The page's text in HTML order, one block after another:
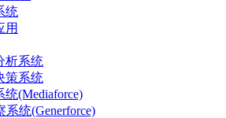
统
用
析系统
策系统
(Mediaforce)
统(Generforce)